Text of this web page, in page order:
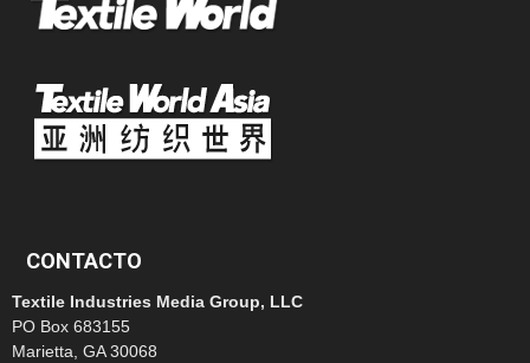
CONTACTO
Textile Industries Media Group, LLC
PO Box 683155
Marietta, GA 30068